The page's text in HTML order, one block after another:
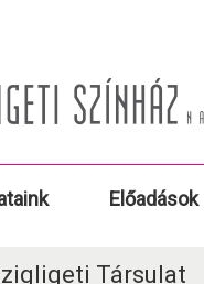
Előadások
Társulat